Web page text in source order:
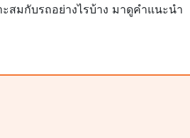
สมกับรถอย่างไรบ้าง มาดูคำแนะนำ